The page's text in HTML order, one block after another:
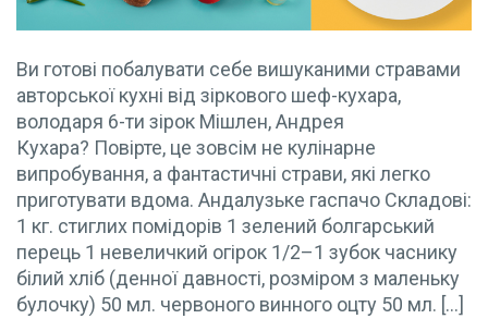
Ви готові побалувати себе вишуканими стравами
авторської кухні від зіркового шеф-кухара,
володаря 6-ти зірок Мішлен, Андрея
Кухара? Повірте, це зовсім не кулінарне
випробування, а фантастичні страви, які легко
приготувати вдома. Андалузьке гаспачо Складові:
1 кг. стиглих помідорів 1 зелений болгарський
перець 1 невеличкий огірок 1/2–1 зубок часнику
білий хліб (денної давності, розміром з маленьку
булочку) 50 мл. червоного винного оцту 50 мл. […]